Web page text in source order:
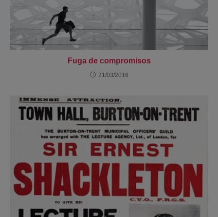
Fuga de compromisos
21/03/2016